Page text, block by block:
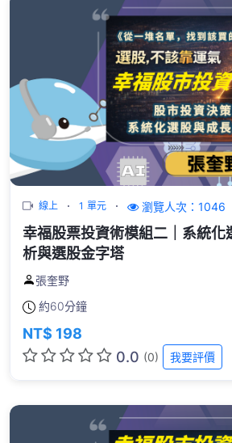
線上 1 單元 瀏覽人次：1046
幸福股票投資術模組二｜系統化
析與選股金字塔
張奎野
約60分鐘
NT$ 198
0.0 (0) 我要評價